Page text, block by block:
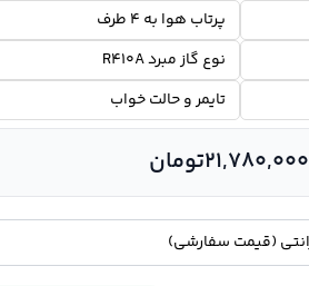
پرتاب هوا به 4 طرف
نوع گاز مبرد R410A
تایمر و حالت خواب
21,780,000تومان